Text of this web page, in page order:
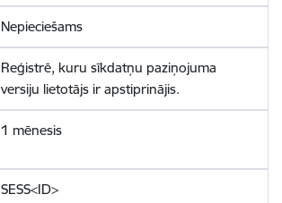
Nepieciešams
Reģistrē, kuru sīkdatņu paziņojuma
versiju lietotājs ir apstiprinājis.
1 mēnesis
SESS<ID>